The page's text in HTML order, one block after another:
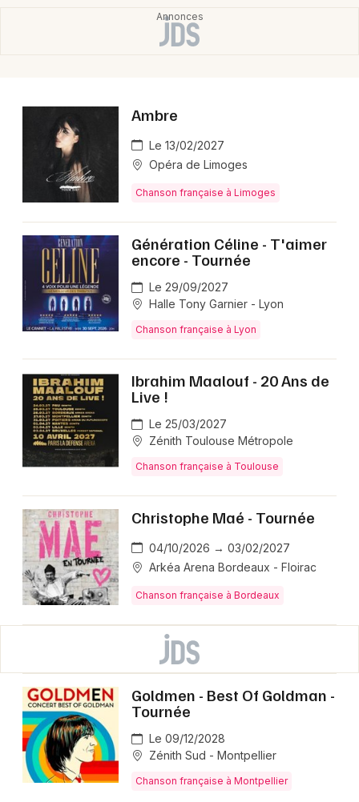
Ambre
Le 13/02/2027
Opéra de Limoges
Chanson française à Limoges
Génération Céline - T'aimer
encore - Tournée
Le 29/09/2027
Halle Tony Garnier - Lyon
Chanson française à Lyon
Ibrahim Maalouf - 20 Ans de
Live !
Le 25/03/2027
Zénith Toulouse Métropole
Chanson française à Toulouse
Christophe Maé - Tournée
04/10/2026 → 03/02/2027
Arkéa Arena Bordeaux - Floirac
Chanson française à Bordeaux
Goldmen - Best Of Goldman -
Tournée
Le 09/12/2028
Zénith Sud - Montpellier
Chanson française à Montpellier